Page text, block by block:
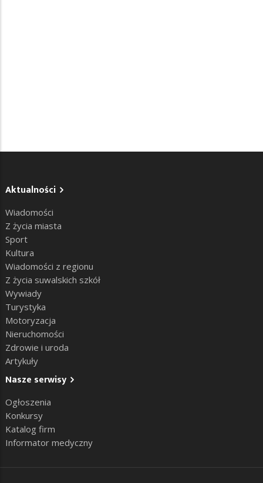
Aktualności
Wiadomości
Z życia miasta
Sport
Kultura
Wiadomości z regionu
Z życia suwalskich szkół
Wywiady
Turystyka
Motoryzacja
Nieruchomości
Zdrowie i uroda
Artykuły
Nasze serwisy
Ogłoszenia
Konkursy
Katalog firm
Informator medyczny